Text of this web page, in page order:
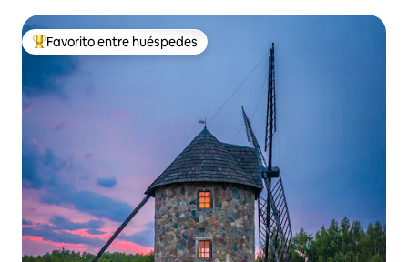
De los mejores en Favorito entre huéspedes
Favorito entre huéspedes